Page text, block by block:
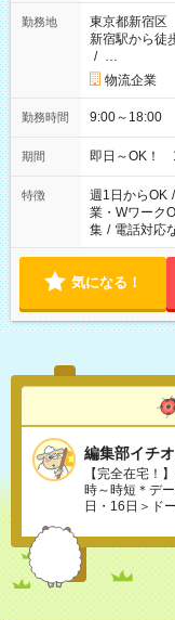
勤務地
東京都新宿区
新宿駅から徒
/ …
物流企業
勤務時間 9:00～18:00
期間 即日～OK！
特徴 週1日からOK /
業・Wワーク
集 / 電話対応
気になる！
編集部イチ
【完全在宅！
時～時短＊デ
日・16日＞ド